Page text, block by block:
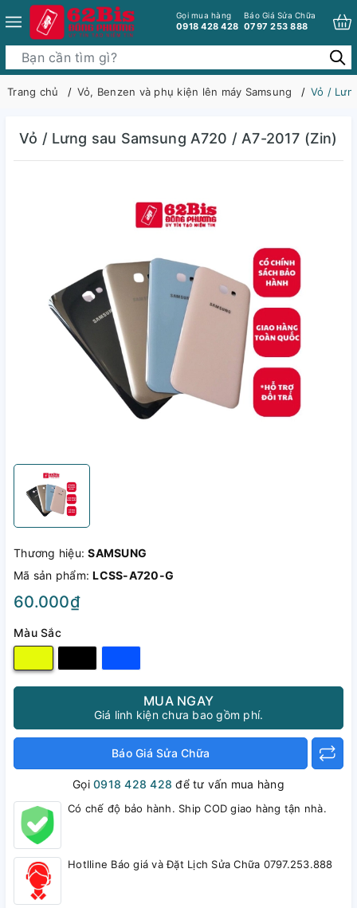
Gọi mua hàng
0918 428 428
Báo Giá Sửa Chữa
0797 253 888
Trang chủ Vỏ, Benzen và phụ kiện lên máy Samsung Vỏ /
Vỏ / Lưng sau Samsung A720 / A7-2017 (Zin)
Thương hiệu:SAMSUNG
Mã sản phẩm:LCSS-A720-G
60.000₫
Màu Sắc
MUA NGAY
Giá linh kiện chưa bao gồm phí.
Báo Giá Sửa Chữa
Gọi0918 428 428 để tư vấn mua hàng
Có chế độ bảo hành. Ship COD giao hàng tận nhà.
Hotlline Báo giá và Đặt Lịch Sửa Chữa 0797.253.888